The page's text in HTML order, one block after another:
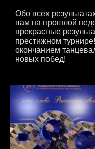
Обо всех
вам на прошлой
прекрасные
престижном
окончанием
новых побед!